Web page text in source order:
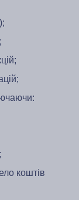
коштів